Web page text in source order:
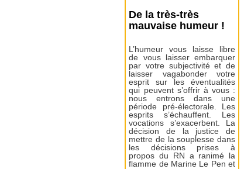
De la très-très
mauvaise humeur !
L’humeur vous laisse libre
de vous laisser embarquer
par votre subjectivité et de
laisser vagabonder votre
esprit sur les éventualités
qui peuvent s’offrir à vous :
nous entrons dans une
période pré-électorale. Les
esprits s’échauffent. Les
vocations s’exacerbent. La
décision de la justice de
mettre de la souplesse dans
les décisions prises à
propos du RN a ranimé la
flamme de Marine Le Pen et